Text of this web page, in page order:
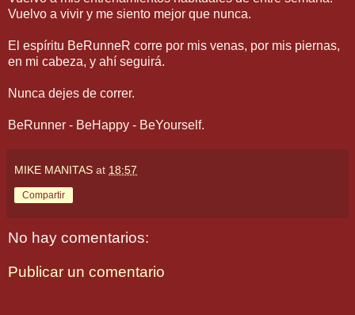
Vuelvo a vivir y me siento mejor que nunca.
El espíritu BeRunneR corre por mis venas, por mis piernas,
en mi cabeza, y ahí seguirá.
Nunca dejes de correr.
BeRunner - BeHappy - BeYourself.
MIKE MANITAS at 18:57
Compartir
No hay comentarios:
Publicar un comentario